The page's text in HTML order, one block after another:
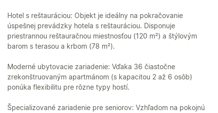
Hotel s reštauráciou: Objekt je ideálny na pokračovanie
úspešnej prevádzky hotela s reštauráciou. Disponuje
priestrannou reštauračnou miestnosťou (120 m²) a štýlovým
barom s terasou a krbom (78 m²).
Moderné ubytovacie zariadenie: Vďaka 36 čiastočne
zrekonštruovaným apartmánom (s kapacitou 2 až 6 osôb)
ponúka flexibilitu pre rôzne typy hostí.
Špecializované zariadenie pre seniorov: Vzhľadom na pokojnú